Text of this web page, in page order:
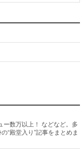
“殿堂入り”記事をまとめま
時のエピソードをお聞き
か？を探っていきます。